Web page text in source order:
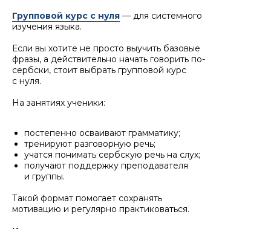
Групповой курс с нуля — для системного
изучения языка.
Если вы хотите не просто выучить базовые
фразы, а действительно начать говорить по-
сербски, стоит выбрать групповой курс
с нуля.
На занятиях ученики:
постепенно осваивают грамматику;
тренируют разговорную речь;
учатся понимать сербскую речь на слух;
получают поддержку преподавателя
и группы.
Такой формат помогает сохранять
мотивацию и регулярно практиковаться.